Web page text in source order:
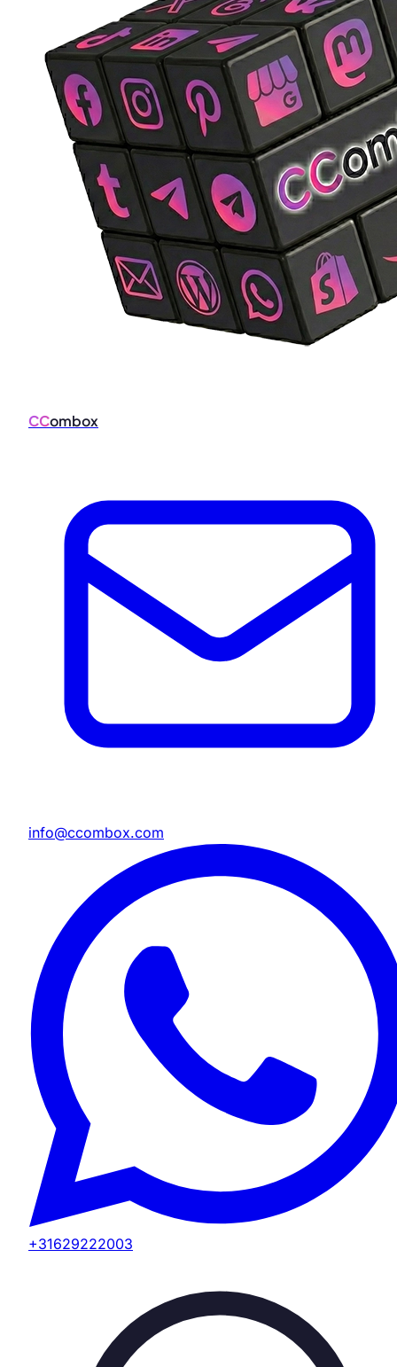
CCombox
info@ccombox.com
+31629222003